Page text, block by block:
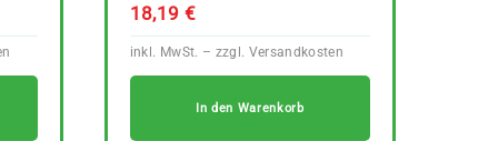
18,19 €
In den Warenkorb